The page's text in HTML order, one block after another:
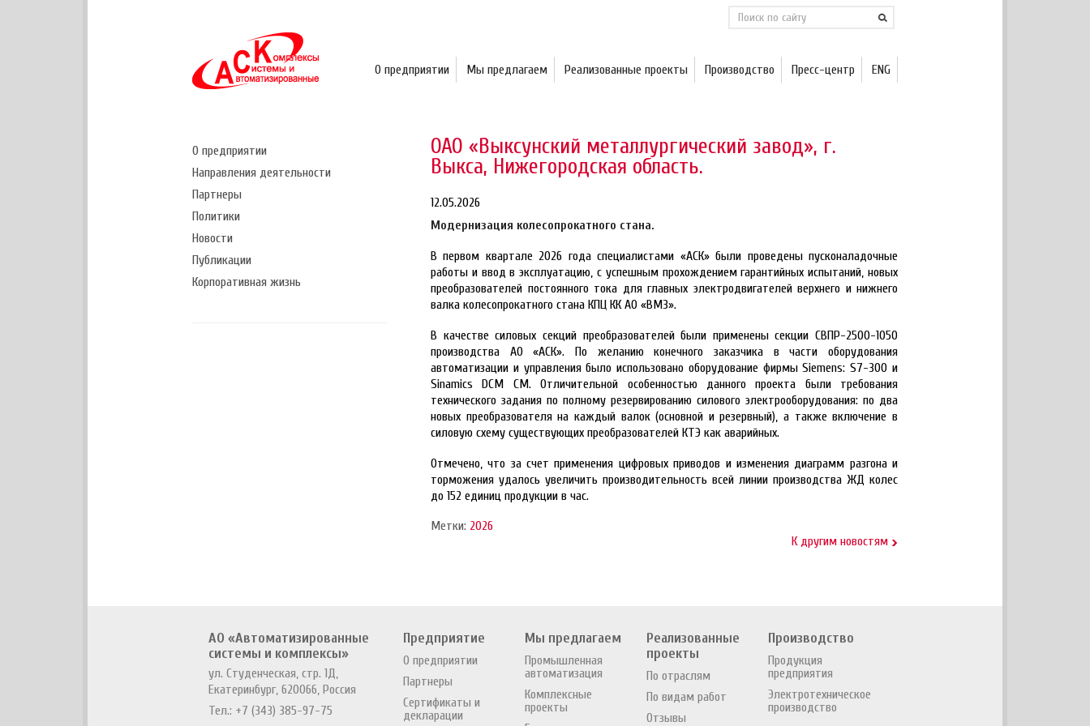
О предприятии Мы предлагаем Реализованные проекты Производство Пресс-центр ENG
О предприятии
Направления деятельности
Партнеры
Политики
Новости
Публикации
Корпоративная жизнь
ОАО «Выксунский металлургический завод», г.
Выкса, Нижегородская область.
12.05.2026
Модернизация колесопрокатного стана.
В первом квартале 2026 года специалистами «АСК» были проведены пусконаладочные
работы и ввод в эксплуатацию, с успешным прохождением гарантийных испытаний, новых
преобразователей постоянного тока для главных электродвигателей верхнего и нижнего
валка колесопрокатного стана КПЦ КК АО «ВМЗ».
В качестве силовых секций преобразователей были применены секции СВПР-2500-1050
производства АО «АСК». По желанию конечного заказчика в части оборудования
автоматизации и управления было использовано оборудование фирмы Siemens: S7-300 и
Sinamics DCM CM. Отличительной особенностью данного проекта были требования
технического задания по полному резервированию силового электрооборудования: по два
новых преобразователя на каждый валок (основной и резервный), а также включение в
силовую схему существующих преобразователей КТЭ как аварийных.
Отмечено, что за счет применения цифровых приводов и изменения диаграмм разгона и
торможения удалось увеличить производительность всей линии производства ЖД колес
до 152 единиц продукции в час.
Метки: 2026
К другим новостям
АО «Автоматизированные
системы и комплексы»
ул. Студенческая, стр. 1Д,
Екатеринбург, 620066, Россия
Тел.: +7 (343) 385-97-75
Предприятие
О предприятии
Партнеры
Сертификаты и
декларации
Мы предлагаем
Промышленная
автоматизация
Комплексные
проекты
Реализованные
проекты
По отраслям
По видам работ
Отзывы
Производство
Продукция
предприятия
Электротехническое
производство